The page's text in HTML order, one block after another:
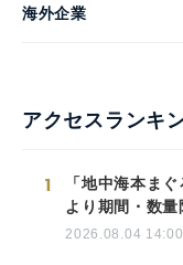
海外企業
アクセスランキ
1
「地中海本ま
より期間・数
2026.08.04 14:00